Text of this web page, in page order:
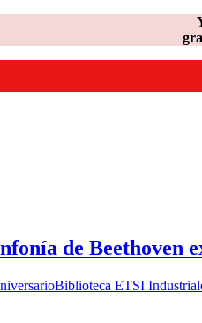
de Beethoven
Biblioteca ETSI